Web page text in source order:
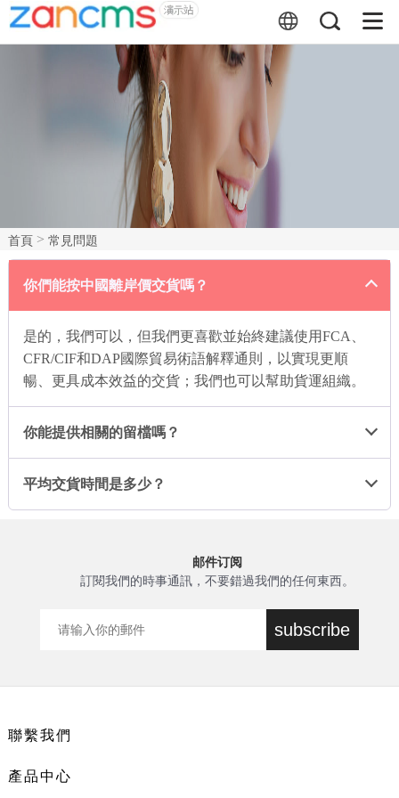
首頁> 常見問題
你們能按中國離岸價交貨嗎？
是的，我們可以，但我們更喜歡並始終建議使用FCA、
CFR/CIF和DAP國際貿易術語解釋通則，以實現更順
暢、更具成本效益的交貨；我們也可以幫助貨運組織。
你能提供相關的留檔嗎？
平均交貨時間是多少？
邮件订阅
訂閱我們的時事通訊，不要錯過我們的任何東西。
subscribe
聯繫我們
產品中心